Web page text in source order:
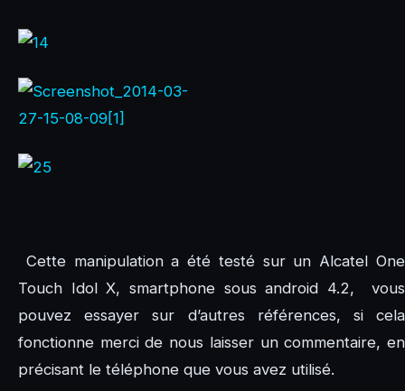
Cette manipulation a été testé sur un Alcatel One
Touch Idol X, smartphone sous android 4.2, vous
pouvez essayer sur d’autres références, si cela
fonctionne merci de nous laisser un commentaire, en
précisant le téléphone que vous avez utilisé.